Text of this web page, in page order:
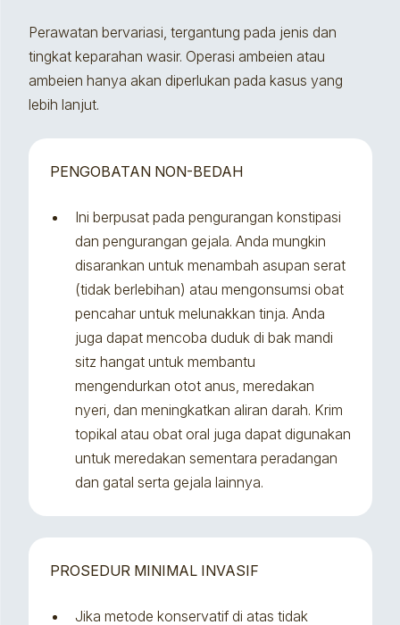
Perawatan bervariasi, tergantung pada jenis dan
tingkat keparahan wasir. Operasi ambeien atau
ambeien hanya akan diperlukan pada kasus yang
lebih lanjut.
PENGOBATAN NON-BEDAH
Ini berpusat pada pengurangan konstipasi
dan pengurangan gejala. Anda mungkin
disarankan untuk menambah asupan serat
(tidak berlebihan) atau mengonsumsi obat
pencahar untuk melunakkan tinja. Anda
juga dapat mencoba duduk di bak mandi
sitz hangat untuk membantu
mengendurkan otot anus, meredakan
nyeri, dan meningkatkan aliran darah. Krim
topikal atau obat oral juga dapat digunakan
untuk meredakan sementara peradangan
dan gatal serta gejala lainnya.
PROSEDUR MINIMAL INVASIF
Jika metode konservatif di atas tidak